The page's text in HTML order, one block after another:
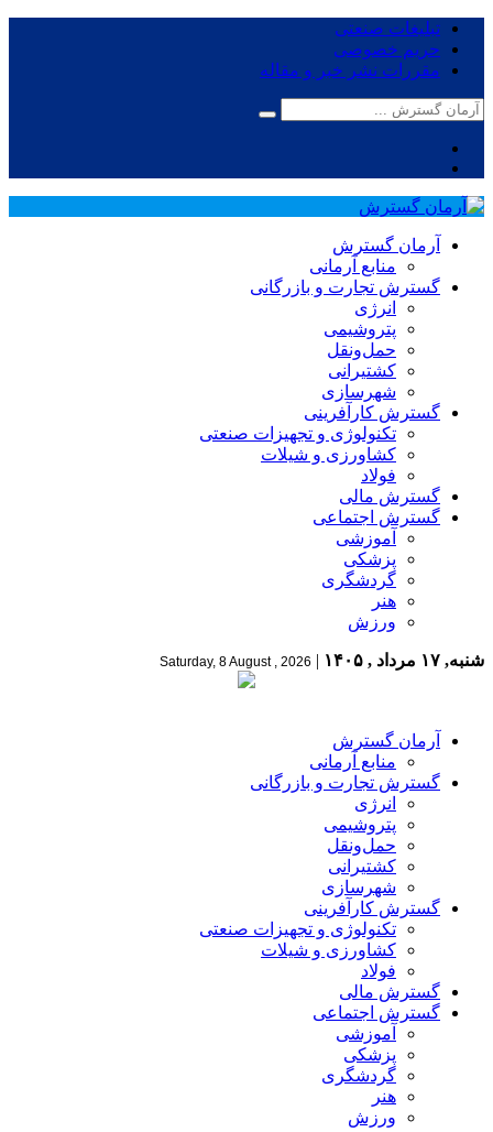
تبلیغات صنعتی
حریم خصوصی
مقررات نشر خبر و مقاله
آرمان گسترش
منابع آرمانی
گسترش تجارت و بازرگانی
انرژی
پتروشیمی
حمل‌و‌نقل
کشتیرانی
شهرسازی
گسترش کارآفرینی
تکنولوژی و تجهیزات صنعتی
کشاورزی و شیلات
فولاد
گسترش مالی
گسترش اجتماعی
آموزشی
پزشکی
گردشگری
هنر
ورزش
شنبه, ۱۷ مرداد , ۱۴۰۵ |
Saturday, 8 August , 2026
آرمان گسترش
منابع آرمانی
گسترش تجارت و بازرگانی
انرژی
پتروشیمی
حمل‌و‌نقل
کشتیرانی
شهرسازی
گسترش کارآفرینی
تکنولوژی و تجهیزات صنعتی
کشاورزی و شیلات
فولاد
گسترش مالی
گسترش اجتماعی
آموزشی
پزشکی
گردشگری
هنر
ورزش